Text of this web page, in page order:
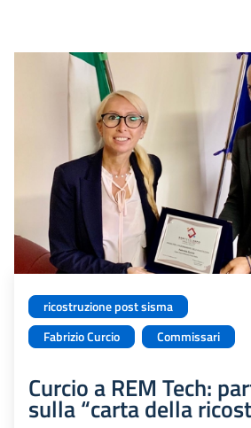
ricostruzione post sisma
Fabrizio Curcio
Commissari
Curcio a REM Tech:
sulla “carta della